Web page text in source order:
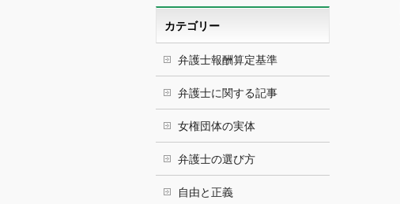
イ
ブカテゴリー
弁護士報酬算定基準
弁護士に関する記事
女権団体の実体
弁護士の選び方
自由と正義